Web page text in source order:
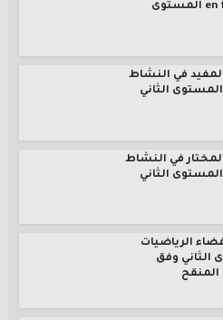
en français المستوى
في النشاط
الثاني
في النشاط
الثاني
الرياضيات
الثاني وفق
المنقح